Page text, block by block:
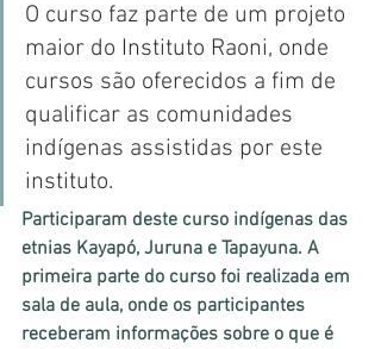
O curso faz parte de um projeto
maior do Instituto Raoni, onde
cursos são oferecidos a fim de
qualificar as comunidades
indígenas assistidas por este
instituto.
Participaram deste curso indígenas das
etnias Kayapó, Juruna e Tapayuna. A
primeira parte do curso foi realizada em
sala de aula, onde os participantes
receberam informações sobre o que é